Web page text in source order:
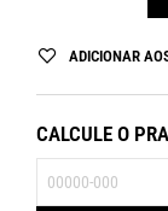
ADICIONAR
CALCULE O